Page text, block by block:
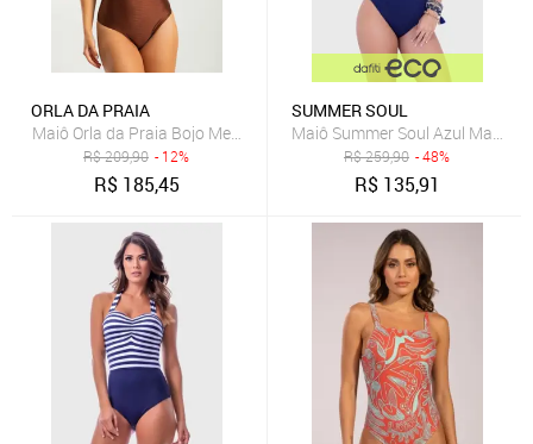
ORLA DA PRAIA
Maiô Orla da Praia Bojo Meia Taça e Aro Modelador Cruzado
R$209,90 - 12%
R$ 185,45
SUMMER SOUL
Maiô Summer Soul Azul Marinho
R$259,90 - 48%
R$ 135,91